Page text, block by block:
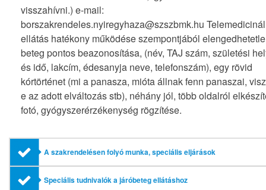
visszahívni.) e-mail:
borszakrendeles.nyiregyhaza@szszbmk.hu
ellátás hatékony működése szempontjából
beteg pontos beazonosítása, (név, TAJ szám, születési
és idő, lakcím, édesanyja neve, telefonszám), egy rövid
kórtörténet (mi a panasza, mióta állnak fenn panaszai,
e az adott elváltozás stb), néhány jól, több oldalról
fotó, gyógyszerérzékenység rögzítése.
A szakrendelésen folyó munka, speciális eljárások
Speciális tudnivalók a járóbeteg ellátáshoz